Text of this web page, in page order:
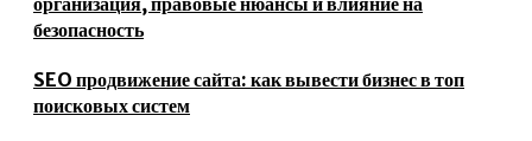
безопасность
SEO продвижение сайта: как вывести бизнес в топ
поисковых систем